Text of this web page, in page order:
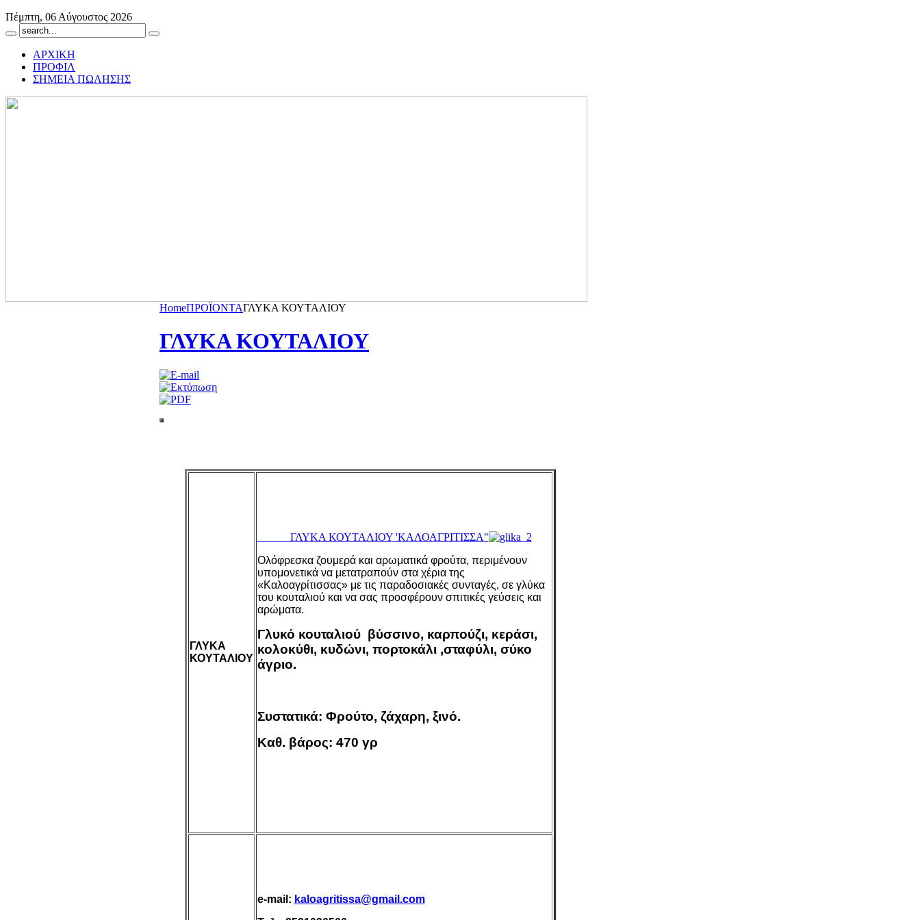
Πέμπτη, 06 Αύγουστος 2026
ΑΡΧΙΚΗ
ΠΡΟΦΙΛ
ΣΗΜΕΙΑ ΠΩΛΗΣΗΣ
HomeΠΡΟΪΟΝΤΑΓΛΥΚΑ ΚΟΥΤΑΛΙΟΥ
ΓΛΥΚΑ ΚΟΥΤΑΛΙΟΥ
ΓΛΥΚΑ
ΚΟΥΤΑΛΙΟΥ
ΓΛΥΚΑ ΚΟΥΤΑΛΙΟΥ 'ΚΑΛΟΑΓΡΙΤΙΣΣΑ"
Ολόφρεσκα ζουμερά και αρωματικά φρούτα, περιμένουν
υπομονετικά να μετατραπούν στα χέρια της
«Καλοαγρίτισσας» με τις παραδοσιακές συνταγές, σε γλύκα
του κουταλιού και να σας προσφέρουν σπιτικές γεύσεις και
αρώματα.
Γλυκό κουταλιού βύσσινο, καρπούζι, κεράσι,
κολοκύθι, κυδώνι, πορτοκάλι ,σταφύλι, σύκο
άγριο.
Συστατικά: Φρούτο, ζάχαρη, ξινό.
Καθ. βάρος: 470 γρ
e-mail: kaloagritissa@gmail.com